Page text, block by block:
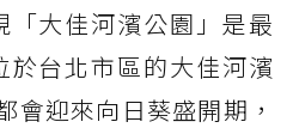
大佳河濱公園」是最
於台北市區的大佳河濱
會迎來向日葵盛開期，